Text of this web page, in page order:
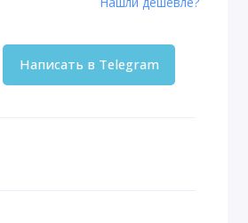
Написать в Telegram